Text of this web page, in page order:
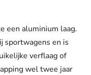
een aluminium laag.
sportwagens en is
verflaag of
wel twee jaar